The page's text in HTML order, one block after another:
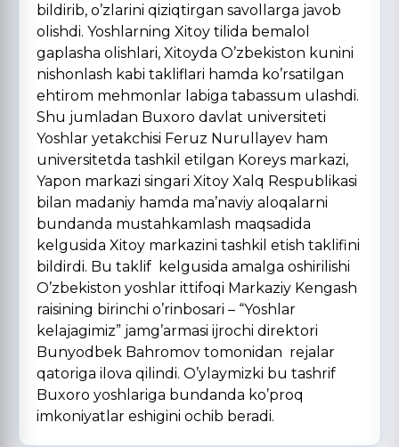
bildirib, o’zlarini qiziqtirgan savollarga javob
olishdi. Yoshlarning Xitoy tilida bemalol
gaplasha olishlari, Xitoyda O’zbekiston kunini
nishonlash kabi takliflari hamda ko’rsatilgan
ehtirom mehmonlar labiga tabassum ulashdi.
Shu jumladan Buxoro davlat universiteti
Yoshlar yetakchisi Feruz Nurullayev ham
universitetda tashkil etilgan Koreys markazi,
Yapon markazi singari Xitoy Xalq Respublikasi
bilan madaniy hamda ma’naviy aloqalarni
bundanda mustahkamlash maqsadida
kelgusida Xitoy markazini tashkil etish taklifini
bildirdi. Bu taklif kelgusida amalga oshirilishi
O’zbekiston yoshlar ittifoqi Markaziy Kengash
raisining birinchi o’rinbosari – “Yoshlar
kelajagimiz” jamg’armasi ijrochi direktori
Bunyodbek Bahromov tomonidan rejalar
qatoriga ilova qilindi. O’ylaymizki bu tashrif
Buxoro yoshlariga bundanda ko’proq
imkoniyatlar eshigini ochib beradi.